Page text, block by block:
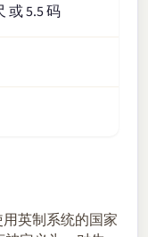
或 5.5 码
用英制系统的国家